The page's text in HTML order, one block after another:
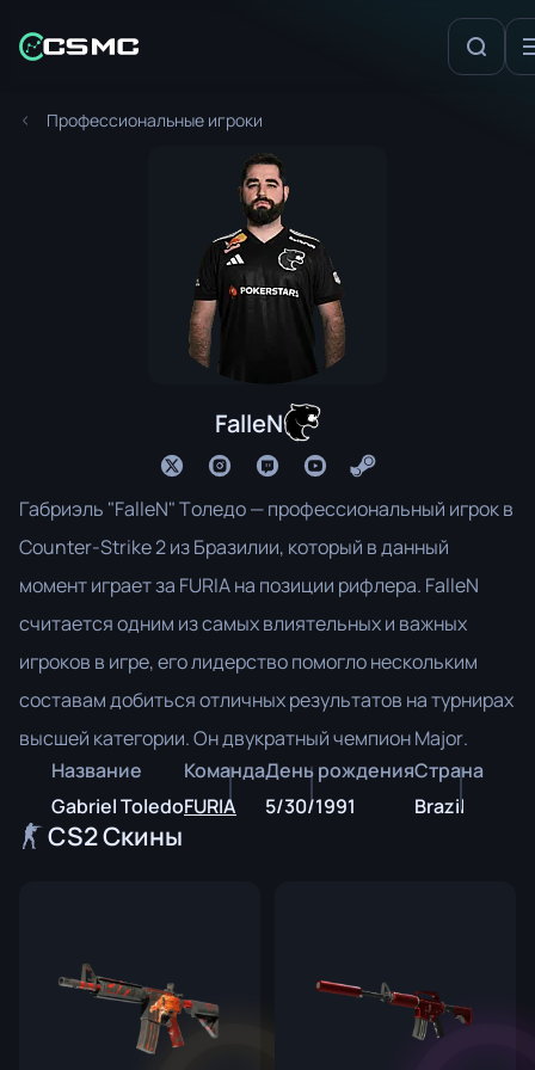
Профессиональные игроки
FalleN
Габриэль "FalleN" Толедо — профессиональный игрок в
Counter-Strike 2 из Бразилии, который в данный
момент играет за FURIA на позиции рифлера. FalleN
считается одним из самых влиятельных и важных
игроков в игре, его лидерство помогло нескольким
составам добиться отличных результатов на турнирах
высшей категории. Он двукратный чемпион Major.
Название
Gabriel Toledo
Команда
FURIA
День рождения
5/30/1991
Страна
Brazil
CS2 Скины